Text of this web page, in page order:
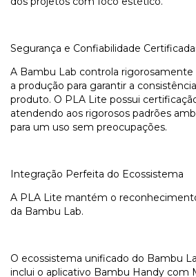
Segurança e Confiabilidade
A Bambu Lab controla rigorosamente
a produção para garantir a
produto. O PLA Lite possui
atendendo aos rigorosos padrões
para um uso sem preocupações.
Integração Perfeita do Ecossistema
A PLA Lite mantém o
da Bambu Lab.
O ecossistema unificado do Bambu
inclui o aplicativo Bambu Handy com